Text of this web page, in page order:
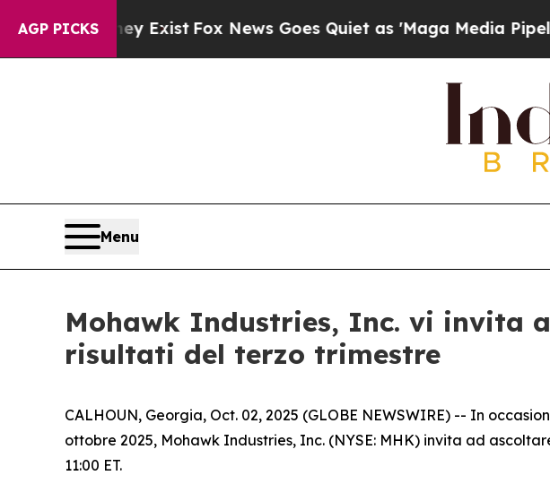
AGP PICKS
They ExistFox News Goes Quiet as 'Maga Media Pipeline'
Menu
Mohawk Industries, Inc. vi invita
risultati del terzo trimestre
CALHOUN, Georgia, Oct. 02, 2025 (GLOBE NEWSWIRE) -- In
ottobre 2025, Mohawk Industries, Inc. (NYSE: MHK) invita ad
11:00 ET.